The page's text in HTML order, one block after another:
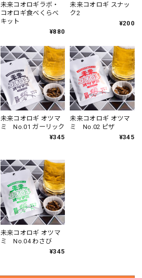
未来コオロギラボ・
コオロギ食べくらべ
キット
¥880
未来コオロギ スナッ
ク2
¥200
未来コオロギ オツマ
ミ No.01 ガーリック
¥345
未来コオロギ オツマ
ミ No.02 ピザ
¥345
未来コオロギ オツマ
ミ No.04 わさび
¥345